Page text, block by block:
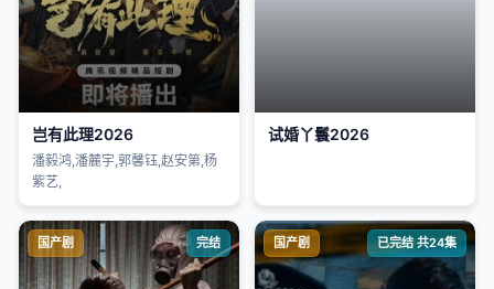
岂有此理2026
潘毅鸿,潘麓宇,郭馨钰,赵安第,杨
紫艺,
试婚丫鬟2026
国产剧 完结 国产剧 已完结 共24集